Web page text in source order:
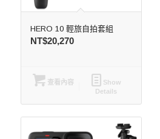
HERO 10 輕旅自拍套組
NT$20,270
查看內容
Show
Details